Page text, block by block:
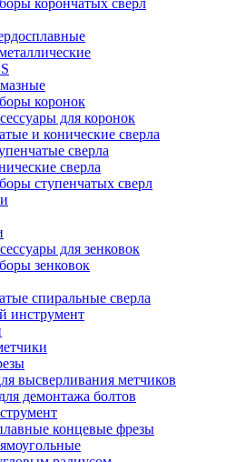
коронок
для коронок
и конические сверла
сверла
сверла
ступенчатых сверл
для зенковок
зенковок
спиральные сверла
инструмент
высверливания метчиков
демонтажа болтов
концевые фрезы